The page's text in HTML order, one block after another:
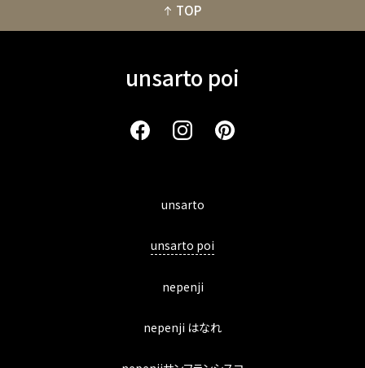
TOP
unsarto poi
unsarto
unsarto poi
nepenji
nepenji はなれ